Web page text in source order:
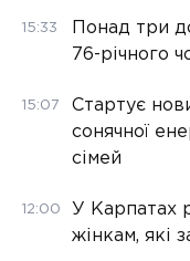
15:33
Понад три
76-річного
15:07
Стартує
сонячної
сімей
12:00
У Карпатах
жінкам, які